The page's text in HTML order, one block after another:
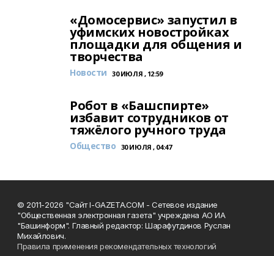
«Домосервис» запустил в
уфимских новостройках
площадки для общения и
творчества
Новости 30 ИЮЛЯ , 12:59
Робот в «Башспирте»
избавит сотрудников от
тяжёлого ручного труда
Общество 30 ИЮЛЯ , 04:47
© 2011-2026 "Сайт I-GAZETA.COM - Сетевое издание
"Общественная электронная газета" учреждена АО ИА
"Башинформ". Главный редактор: Шарафутдинов Руслан
Михайлович.
Правила применения рекомендательных технологий